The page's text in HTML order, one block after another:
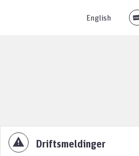
English
Driftsmeldinger